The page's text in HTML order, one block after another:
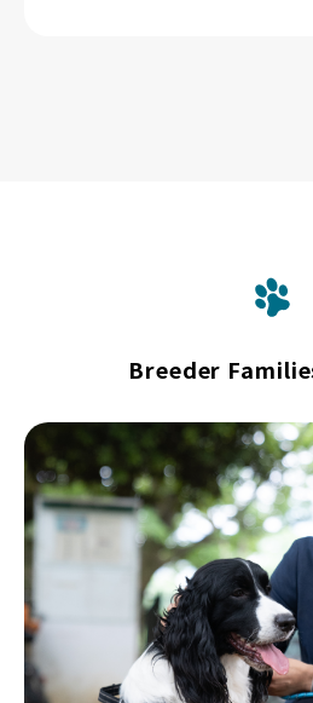
Breeder